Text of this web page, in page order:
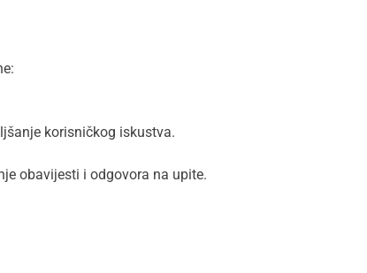
korisničkog iskustva.
obavijesti i odgovora na upite.